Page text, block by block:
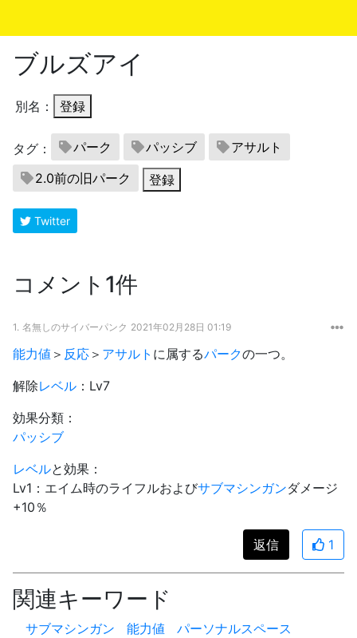
ブルズアイ
別名： 登録
タグ： パーク パッシブ
アサルト
2.0前の旧パーク
登録
Twitter
コメント1件
1. 名無しのサイバーパンク 2021年02月28日 01:19
能力値 ＞ 反応 ＞ アサルト に属するパークの一つ。
解除レベル ：Lv7
効果分類：
パッシブ
レベルと効果：
Lv1：エイム時のライフルおよびサブマシンガンダメージ
+10％
返信 1
関連キーワード
サブマシンガン 能力値
パーソナルスペース